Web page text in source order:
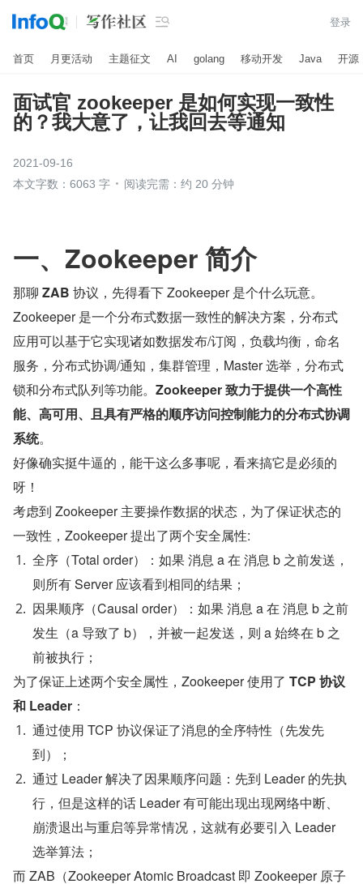
 登录
首页 月更活动 主题征文 AI golang 移动开发 Java 开源
面试官 zookeeper 是如何实现一致性
的？我大意了，让我回去等通知
2021-09-16
本文字数：6063 字
阅读完需：约 20 分钟
一、Zookeeper 简介
那聊 ZAB 协议，先得看下 Zookeeper 是个什么玩意。
Zookeeper 是一个分布式数据一致性的解决方案，分布式
应用可以基于它实现诸如数据发布/订阅，负载均衡，命名
服务，分布式协调/通知，集群管理，Master 选举，分布式
锁和分布式队列等功能。 Zookeeper 致力于提供一个高性
能、高可用、且具有严格的顺序访问控制能力的分布式协调
系统。
好像确实挺牛逼的，能干这么多事呢，看来搞它是必须的
呀！
考虑到 Zookeeper 主要操作数据的状态，为了保证状态的
一致性，Zookeeper 提出了两个安全属性:
全序（Total order）：如果 消息 a 在 消息 b 之前发送，
则所有 Server 应该看到相同的结果；
因果顺序（Causal order）：如果 消息 a 在 消息 b 之前
发生（a 导致了 b），并被一起发送，则 a 始终在 b 之
前被执行；
为了保证上述两个安全属性，Zookeeper 使用了 TCP 协议
和 Leader ：
通过使用 TCP 协议保证了消息的全序特性（先发先
到）；
通过 Leader 解决了因果顺序问题：先到 Leader 的先执
行，但是这样的话 Leader 有可能出现出现网络中断、
崩溃退出与重启等异常情况，这就有必要引入 Leader
选举算法；
而 ZAB（Zookeeper Atomic Broadcast 即 Zookeeper 原子